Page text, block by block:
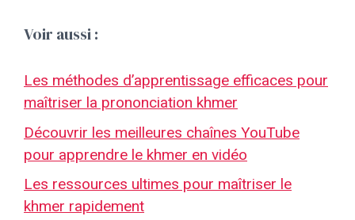
Voir aussi :
Les méthodes d’apprentissage efficaces pour
maîtriser la prononciation khmer
Découvrir les meilleures chaînes YouTube
pour apprendre le khmer en vidéo
Les ressources ultimes pour maîtriser le
khmer rapidement